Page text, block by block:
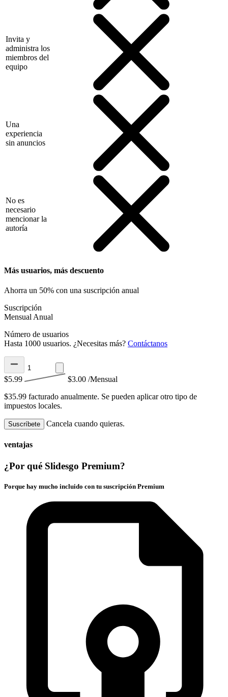
Invita y
administra los
miembros del
equipo
Una
experiencia
sin anuncios
No es
necesario
mencionar la
autoría
Más usuarios, más descuento
Ahorra un 50% con una suscripción anual
Suscripción
Mensual Anual
Número de usuarios
Hasta 1000 usuarios. ¿Necesitas más? Contáctanos
$5.99 $3.00 /Mensual
$35.99 facturado anualmente. Se pueden aplicar otro tipo de
impuestos locales.
Suscríbete Cancela cuando quieras.
ventajas
¿Por qué Slidesgo Premium?
Porque hay mucho incluido con tu suscripción Premium